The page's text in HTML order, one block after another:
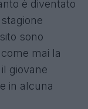
è diventato
sono
mai la
giovane
in alcuna